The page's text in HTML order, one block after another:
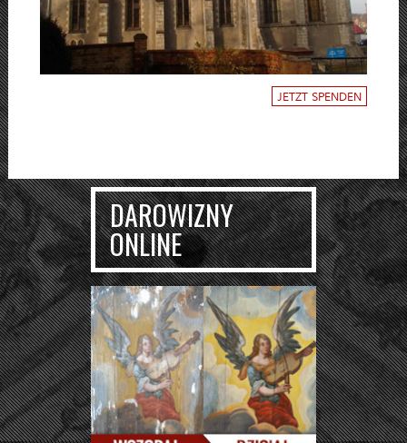
JETZT SPENDEN
DAROWIZNY
ONLINE